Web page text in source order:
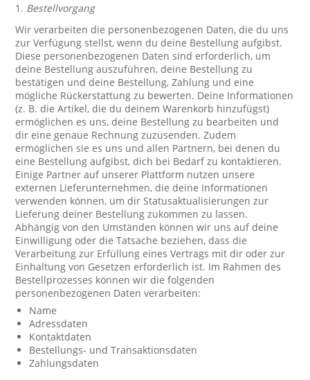
1. Bestellvorgang
Wir verarbeiten die personenbezogenen Daten, die du uns
zur Verfügung stellst, wenn du deine Bestellung aufgibst.
Diese personenbezogenen Daten sind erforderlich, um
deine Bestellung auszuführen, deine Bestellung zu
bestätigen und deine Bestellung, Zahlung und eine
mögliche Rückerstattung zu bewerten. Deine Informationen
(z. B. die Artikel, die du deinem Warenkorb hinzufügst)
ermöglichen es uns, deine Bestellung zu bearbeiten und
dir eine genaue Rechnung zuzusenden. Zudem
ermöglichen sie es uns und allen Partnern, bei denen du
eine Bestellung aufgibst, dich bei Bedarf zu kontaktieren.
Einige Partner auf unserer Plattform nutzen unsere
externen Lieferunternehmen, die deine Informationen
verwenden können, um dir Statusaktualisierungen zur
Lieferung deiner Bestellung zukommen zu lassen.
Abhängig von den Umständen können wir uns auf deine
Einwilligung oder die Tatsache beziehen, dass die
Verarbeitung zur Erfüllung eines Vertrags mit dir oder zur
Einhaltung von Gesetzen erforderlich ist. Im Rahmen des
Bestellprozesses können wir die folgenden
personenbezogenen Daten verarbeiten:
Name
Adressdaten
Kontaktdaten
Bestellungs- und Transaktionsdaten
Zahlungsdaten